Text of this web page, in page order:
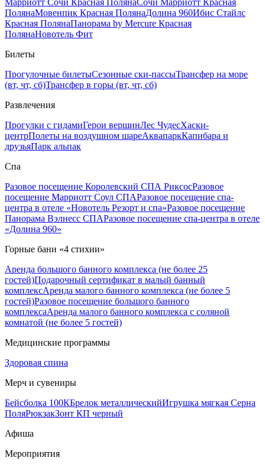
Марриотт Сочи Красная ПолянаСочи Марриотт Красная
ПолянаМовенпик Красная ПолянаДолина 960Ибис Стайлс
Красная ПолянаПанорама by Mercure Красная
ПолянаНовотель Фит
Билеты
Прогулочные билетыСезонные ски-пассыТрансфер на море
(вт, чт, сб)Трансфер в горы (вт, чт, сб)
Развлечения
Прогулки с гидамиГерои вершинЛес ЧудесХаски-
центрПолеты на воздушном шареАквапаркКапибара и
друзьяПарк альпак
Спа
Разовое посещение Королевский СПА РиксосРазовое
посещение Марриотт Соул СПАРазовое посещение спа-
центра в отеле «Новотель Резорт и спа»Разовое посещение
Панорама Вэлнесс СПАРазовое посещение спа-центра в отеле
«Долина 960»
Горные бани «4 стихии»
Аренда большого банного комплекса (не более 25
гостей)Подарочный сертификат в малый банный
комплексАренда малого банного комплекса (не более 5
гостей)Разовое посещение большого банного
комплексаАренда малого банного комплекса с соляной
комнатой (не более 5 гостей)
Медицинские программы
Здоровая спина
Мерч и сувениры
Бейсболка 100КБрелок металлическийИгрушка мягкая Серна
ПоляРюкзакЗонт КП черный
Афиша
Мероприятия